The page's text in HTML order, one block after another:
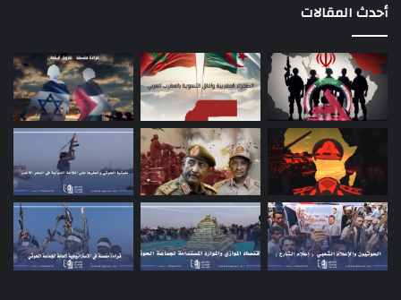
أحدث المقالات